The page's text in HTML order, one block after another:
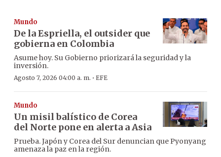
Mundo
De la Espriella, el outsider que
gobierna en Colombia
Asume hoy. Su Gobierno priorizará la seguridad y la
inversión.
Agosto 7, 2026 04:00 a. m. · EFE
Mundo
Un misil balístico de Corea
del Norte pone en alerta a Asia
Prueba. Japón y Corea del Sur denuncian que Pyonyang
amenaza la paz en la región.